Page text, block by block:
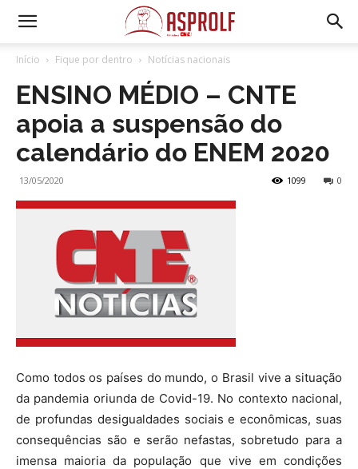
Início Fique por dentro Notícias nacionais
ENSINO MÉDIO – CNTE
apoia a suspensão do
calendário do ENEM 2020
13/05/2020 0
1099
Como todos os países do mundo, o Brasil vive a situação
da pandemia oriunda de Covid-19. No contexto nacional,
de profundas desigualdades sociais e econômicas, suas
consequências são e serão nefastas, sobretudo para a
imensa maioria da população que vive em condições